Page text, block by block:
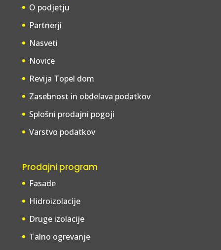
O podjetju
Partnerji
Nasveti
Novice
Revija Topel dom
Zasebnost in obdelava podatkov
Splošni prodajni pogoji
Varstvo podatkov
Prodajni program
Fasade
Hidroizolacije
Druge izolacije
Talno ogrevanje